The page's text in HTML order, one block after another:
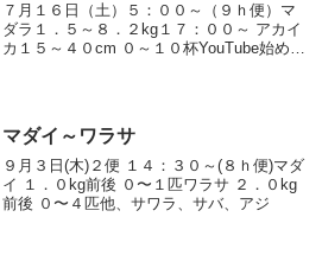
７月１６日（土）５：００～（９ｈ便）マ
ダラ１．５～８．２kg１７：００～ アカイ
カ１５～４０cm ０～１０杯YouTube始めま
マダイ～ワラサ
９月３日(木)２便 １４：３０～(８ｈ便)マダ
イ １．０kg前後 ０〜１匹ワラサ ２．０kg
前後 ０〜４匹他、サワラ、サバ、アジ